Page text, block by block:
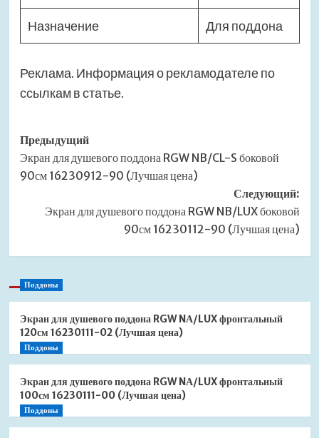
Назначение Для поддона
Реклама. Информация о рекламодателе по
ссылкам в статье.
Навигация
записи
Предыдущий
Экран для душевого поддона RGW NB/CL-S боковой
90см 16230912-90 (Лучшая цена)
Следующий:
Экран для душевого поддона RGW NB/LUX боковой
90см 16230112-90 (Лучшая цена)
Поддоны
Экран для душевого поддона RGW NА/LUX фронтальный
120см 16230111-02 (Лучшая цена)
Поддоны
Экран для душевого поддона RGW NА/LUX фронтальный
100см 16230111-00 (Лучшая цена)
Поддоны